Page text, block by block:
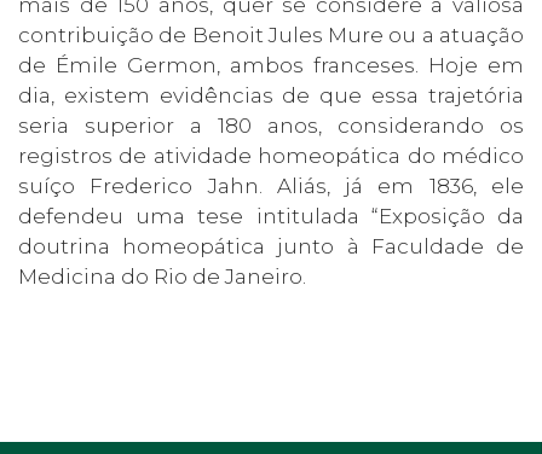
mais de 150 anos, quer se considere a valiosa
contribuição de Benoit Jules Mure ou a atuação
de Émile Germon, ambos franceses. Hoje em
dia, existem evidências de que essa trajetória
seria superior a 180 anos, considerando os
registros de atividade homeopática do médico
suíço Frederico Jahn. Aliás, já em 1836, ele
defendeu uma tese intitulada “Exposição da
doutrina homeopática junto à Faculdade de
Medicina do Rio de Janeiro.